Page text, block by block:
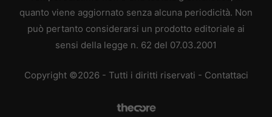
quanto viene aggiornato senza alcuna periodicità. Non
può pertanto considerarsi un prodotto editoriale ai
sensi della legge n. 62 del 07.03.2001
Copyright ©2026 - Tutti i diritti riservati - Contattaci